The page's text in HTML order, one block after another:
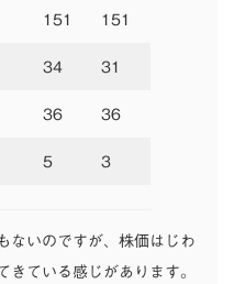
151 151
34 31
36 36
5 3
ないのですが、株価はじわ
きている感じがあります。